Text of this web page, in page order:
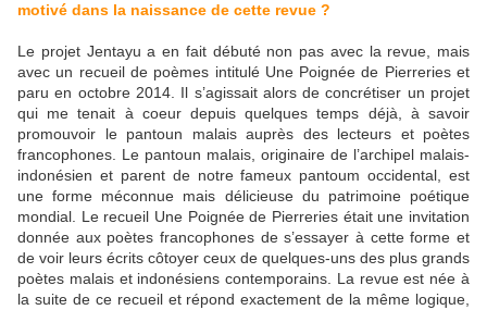
motivé dans la naissance de cette revue ?
Le projet Jentayu a en fait débuté non pas avec la revue, mais
avec un recueil de poèmes intitulé Une Poignée de Pierreries et
paru en octobre 2014. Il s’agissait alors de concrétiser un projet
qui me tenait à coeur depuis quelques temps déjà, à savoir
promouvoir le pantoun malais auprès des lecteurs et poètes
francophones. Le pantoun malais, originaire de l’archipel malais-
indonésien et parent de notre fameux pantoum occidental, est
une forme méconnue mais délicieuse du patrimoine poétique
mondial. Le recueil Une Poignée de Pierreries était une invitation
donnée aux poètes francophones de s’essayer à cette forme et
de voir leurs écrits côtoyer ceux de quelques-uns des plus grands
poètes malais et indonésiens contemporains. La revue est née à
la suite de ce recueil et répond exactement de la même logique,